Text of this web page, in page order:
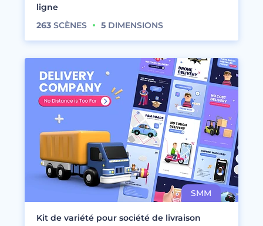
ligne
263 SCÈNES 5 DIMENSIONS
Kit de variété pour société de livraison